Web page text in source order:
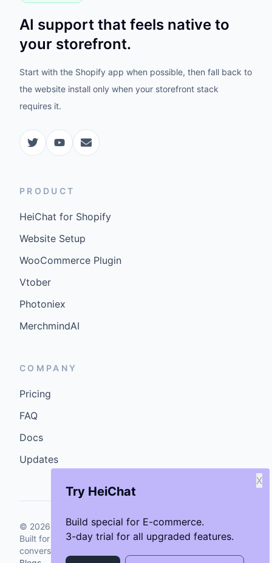
Try HeiChat
Build special for E-commerce.
3-day trial for all upgraded features.
X
AI support that feels native to
your storefront.
Start with the Shopify app when possible, then fall back to
the website install only when your storefront stack
requires it.
PRODUCT
HeiChat for Shopify
Website Setup
WooCommerce Plugin
Vtober
Photoniex
MerchmindAI
COMPANY
Pricing
FAQ
Docs
Updates
© 2026 GenCybers Inc. All rights reserved.
Built for storefronts that want faster answers and cleaner
conversions.